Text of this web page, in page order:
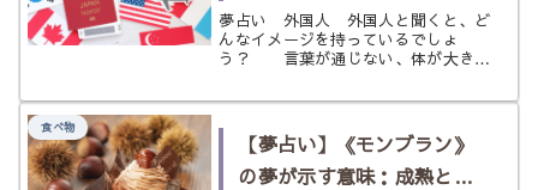
つチャンス！《外国人》の
夢
夢占い 外国人 外国人と聞くと、ど
んなイメージを持っているでしょ
う？ 言葉が通じない、体が大き
形が多い、カッコいい、などなど、外
が、普段関わり合いがない人からすれ
ば、得体の...
食べ物
【夢占い】《モンブラン》
の夢が示す意味：成熟と落